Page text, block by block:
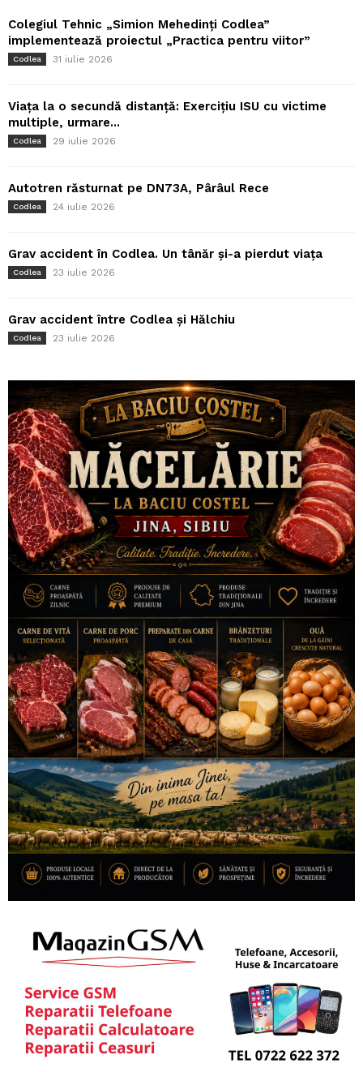
Colegiul Tehnic „Simion Mehedinți Codlea”
implementează proiectul „Practica pentru viitor”
Codlea 31 iulie 2026
Viața la o secundă distanță: Exercițiu ISU cu victime
multiple, urmare...
Codlea 29 iulie 2026
Autotren răsturnat pe DN73A, Pârâul Rece
Codlea 24 iulie 2026
Grav accident în Codlea. Un tânăr și-a pierdut viața
Codlea 23 iulie 2026
Grav accident între Codlea și Hălchiu
Codlea 23 iulie 2026